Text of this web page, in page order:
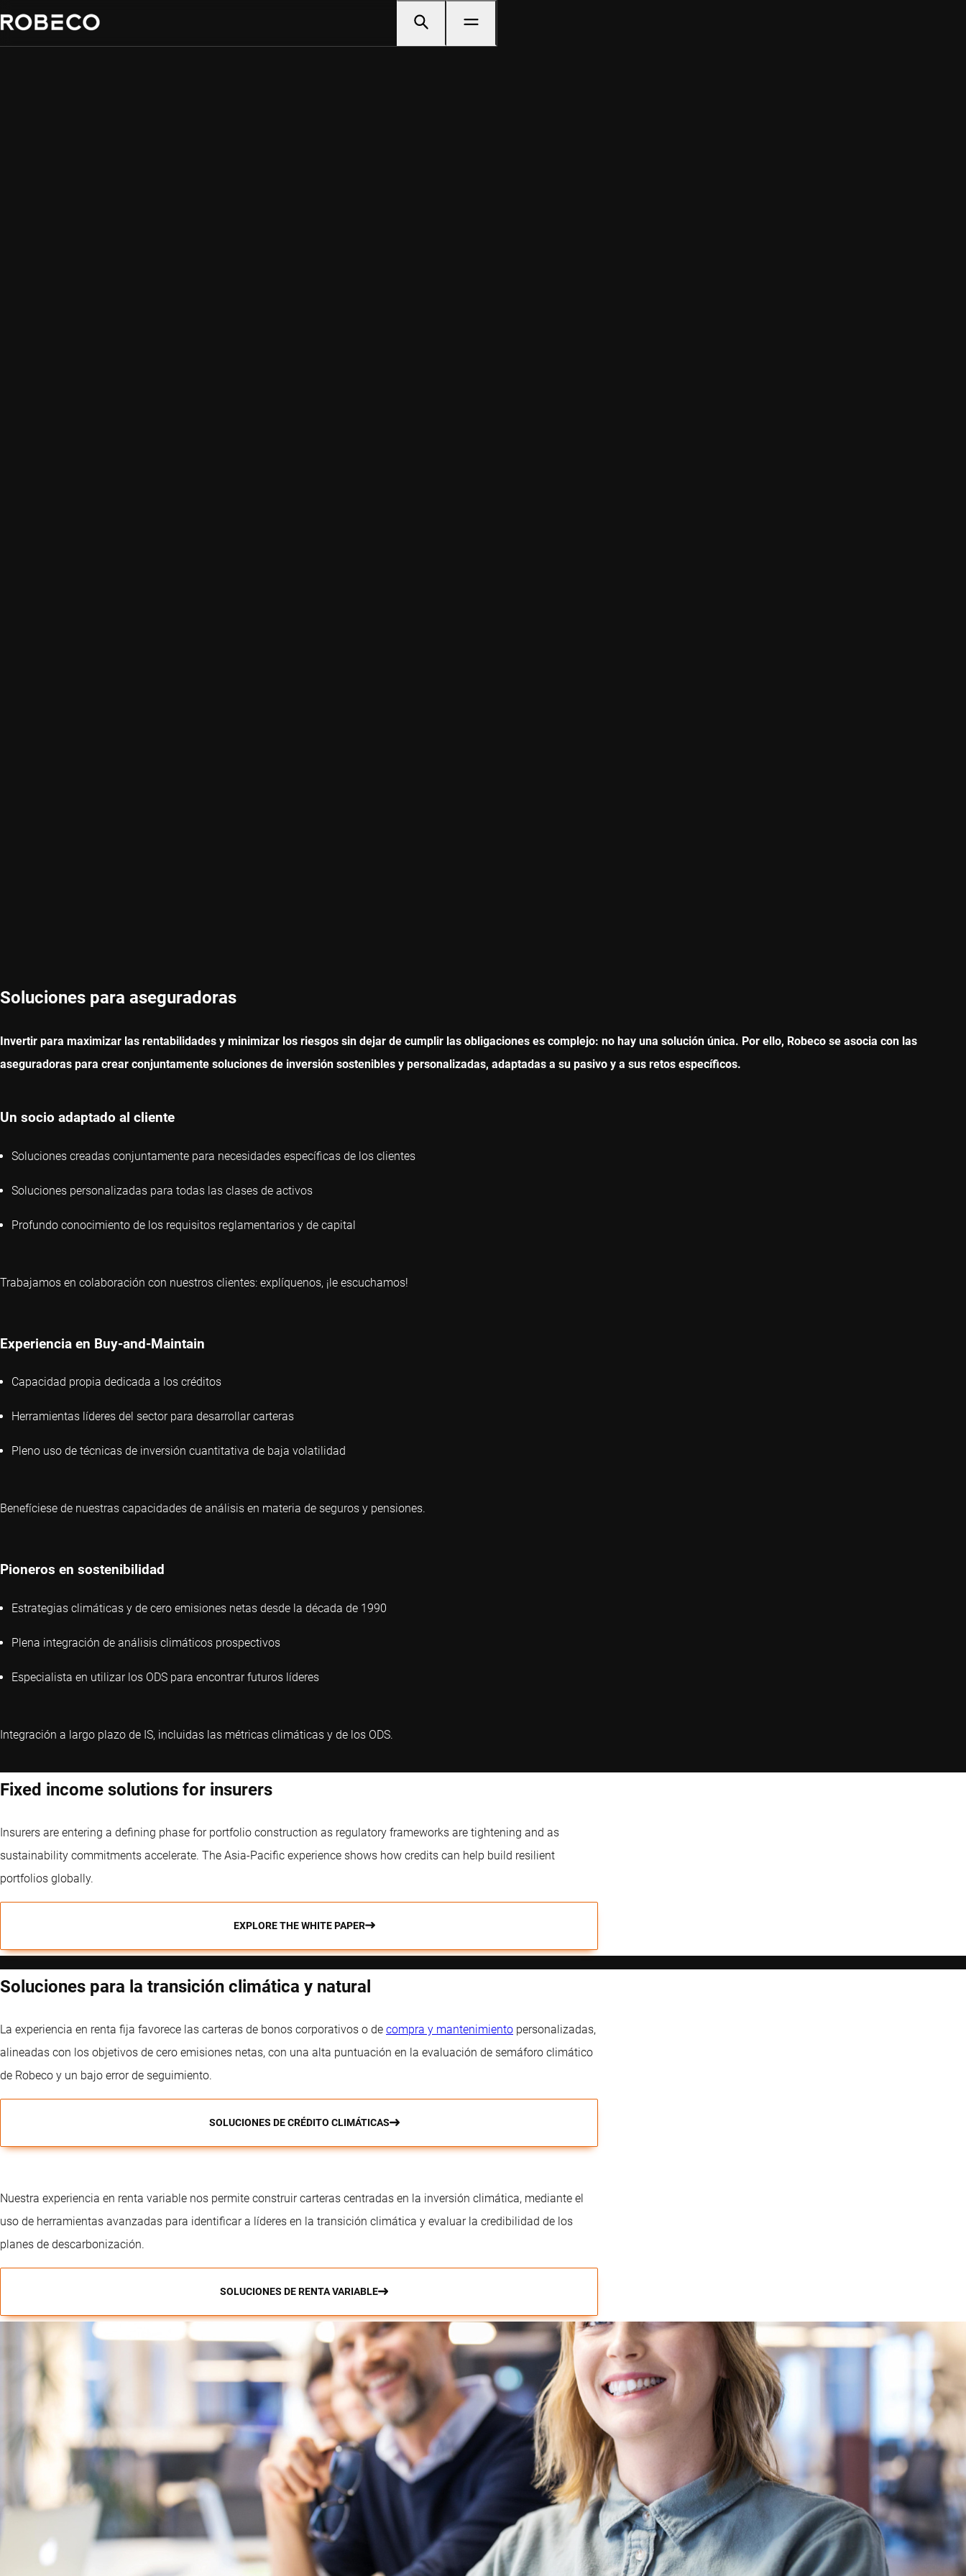
Soluciones para aseguradoras
Invertir para maximizar las rentabilidades y minimizar los riesgos sin dejar de cumplir las obligaciones es complejo: no hay una solución única. Por ello, Robeco se asocia con las
aseguradoras para crear conjuntamente soluciones de inversión sostenibles y personalizadas, adaptadas a su pasivo y a sus retos específicos.
Un socio adaptado al cliente
Soluciones creadas conjuntamente para necesidades específicas de los clientes
Soluciones personalizadas para todas las clases de activos
Profundo conocimiento de los requisitos reglamentarios y de capital
Trabajamos en colaboración con nuestros clientes: explíquenos, ¡le escuchamos!
Experiencia en Buy-and-Maintain
Capacidad propia dedicada a los créditos
Herramientas líderes del sector para desarrollar carteras
Pleno uso de técnicas de inversión cuantitativa de baja volatilidad
Benefíciese de nuestras capacidades de análisis en materia de seguros y pensiones.
Pioneros en sostenibilidad
Estrategias climáticas y de cero emisiones netas desde la década de 1990
Plena integración de análisis climáticos prospectivos
Especialista en utilizar los ODS para encontrar futuros líderes
Integración a largo plazo de IS, incluidas las métricas climáticas y de los ODS.
Fixed income solutions for insurers
Insurers are entering a defining phase for portfolio construction as regulatory frameworks are tightening and as
sustainability commitments accelerate. The Asia-Pacific experience shows how credits can help build resilient
portfolios globally.
EXPLORE THE WHITE PAPER
Soluciones para la transición climática y natural
La experiencia en renta fija favorece las carteras de bonos corporativos o de compra y mantenimiento personalizadas,
alineadas con los objetivos de cero emisiones netas, con una alta puntuación en la evaluación de semáforo climático
de Robeco y un bajo error de seguimiento.
SOLUCIONES DE CRÉDITO CLIMÁTICAS
Nuestra experiencia en renta variable nos permite construir carteras centradas en la inversión climática, mediante el
uso de herramientas avanzadas para identificar a líderes en la transición climática y evaluar la credibilidad de los
planes de descarbonización.
SOLUCIONES DE RENTA VARIABLE